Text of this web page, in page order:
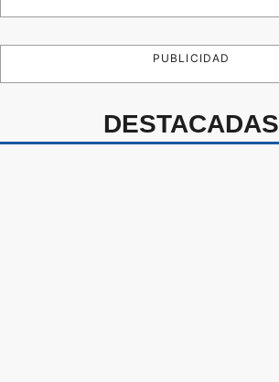
PUBLICIDAD
DESTACADAS